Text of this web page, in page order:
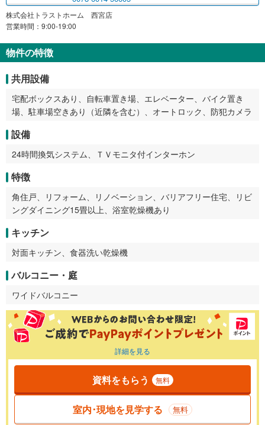
株式会社トラストホーム 西宮店
営業時間：9:00-19:00
物件の特徴
共用設備
宅配ボックスあり、自転車置き場、エレベーター、バイク置き
場、駐車場空きあり（近隣を含む）、オートロック、防犯カメラ
設備
24時間換気システム、ＴＶモニタ付インターホン
特徴
角住戸、リフォーム、リノベーション、バリアフリー住宅、リビ
ングダイニング15畳以上、浴室乾燥機あり
キッチン
対面キッチン、食器洗い乾燥機
バルコニー・庭
ワイドバルコニー
詳細を見る
資料をもらう 無料
室内･現地を見学する 無料